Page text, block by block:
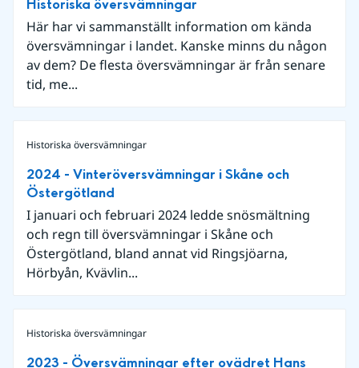
Historiska översvämningar
Här har vi sammanställt information om kända
översvämningar i landet. Kanske minns du någon
av dem? De flesta översvämningar är från senare
tid, me...
Historiska översvämningar
2024 - Vinteröversvämningar i Skåne och
Östergötland
I januari och februari 2024 ledde snösmältning
och regn till översvämningar i Skåne och
Östergötland, bland annat vid Ringsjöarna,
Hörbyån, Kvävlin...
Historiska översvämningar
2023 - Översvämningar efter ovädret Hans